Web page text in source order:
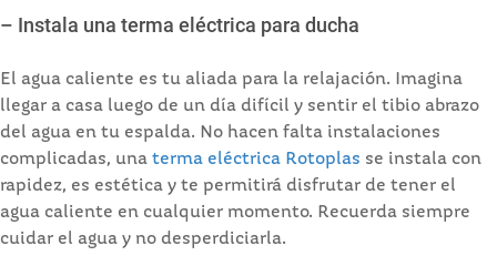
– Instala una terma eléctrica para ducha
El agua caliente es tu aliada para la relajación. Imagina
llegar a casa luego de un día difícil y sentir el tibio abrazo
del agua en tu espalda. No hacen falta instalaciones
complicadas, una terma eléctrica Rotoplas se instala con
rapidez, es estética y te permitirá disfrutar de tener el
agua caliente en cualquier momento. Recuerda siempre
cuidar el agua y no desperdiciarla.